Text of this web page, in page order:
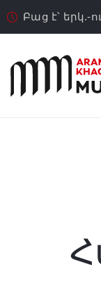
Բաց է՝ երկ.-